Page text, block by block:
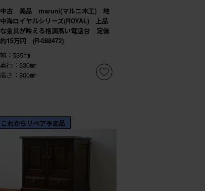
中古 美品 maruni(マルニ木工) 地
中海ロイヤルシリーズ(ROYAL) 上品
な金具が映える格調高い電話台 定価
約15万円 (R-088472)
幅：535㎜
奥行：330㎜
高さ：800㎜
これからリペア予定品